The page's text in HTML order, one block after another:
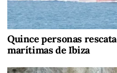
Quince personas
marítimas de Ibiza